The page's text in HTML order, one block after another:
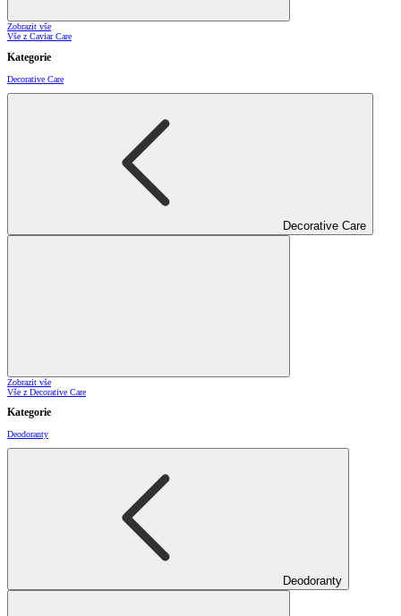
Zobrazit vše
Vše z Caviar Care
Kategorie
Decorative Care
Decorative Care
Zobrazit vše
Vše z Decorative Care
Kategorie
Deodoranty
Deodoranty